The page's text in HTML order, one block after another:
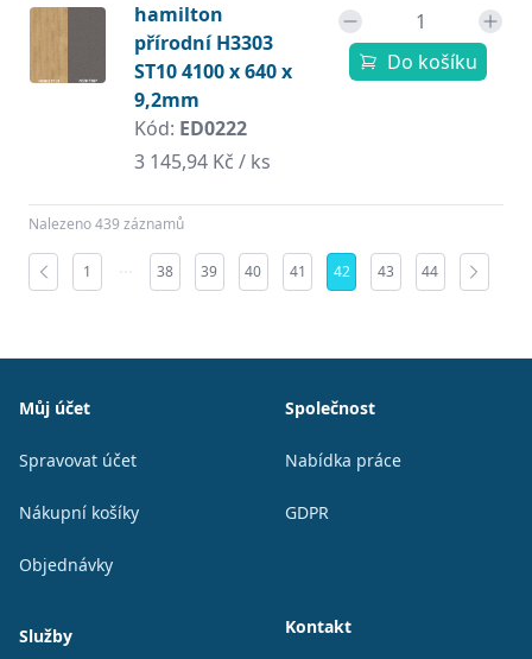
hamilton
přírodní H3303
ST10 4100 x 640 x
9,2mm
Kód: ED0222
3 145,94 Kč / ks
Do košíku
Nalezeno 439 záznamů
1 38 39 40 41 42 43 44
Můj účet
Spravovat účet
Nákupní košíky
Objednávky
Služby
Společnost
Nabídka práce
GDPR
Kontakt